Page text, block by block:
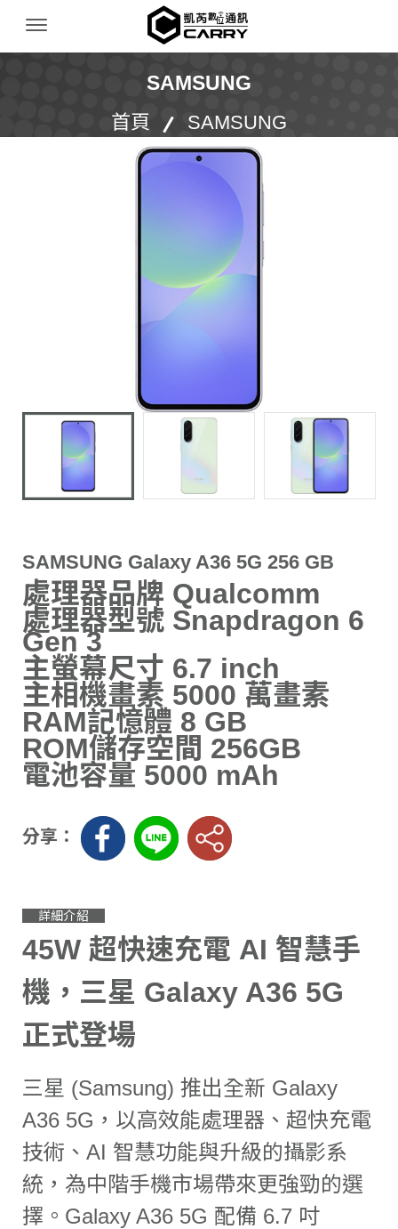
凱芮數位通訊｜iPhone 收購｜二手機買賣
SAMSUNG
首頁 SAMSUNG
SAMSUNG Galaxy A36 5G 256 GB
處理器品牌 Qualcomm
處理器型號 Snapdragon 6
Gen 3
主螢幕尺寸 6.7 inch
主相機畫素 5000 萬畫素
RAM記憶體 8 GB
ROM儲存空間 256GB
電池容量 5000 mAh
分享：
詳細介紹
45W 超快速充電 AI 智慧手
機，三星 Galaxy A36 5G
正式登場
三星 (Samsung) 推出全新 Galaxy
A36 5G，以高效能處理器、超快充電
技術、AI 智慧功能與升級的攝影系
統，為中階手機市場帶來更強勁的選
擇。Galaxy A36 5G 配備 6.7 吋